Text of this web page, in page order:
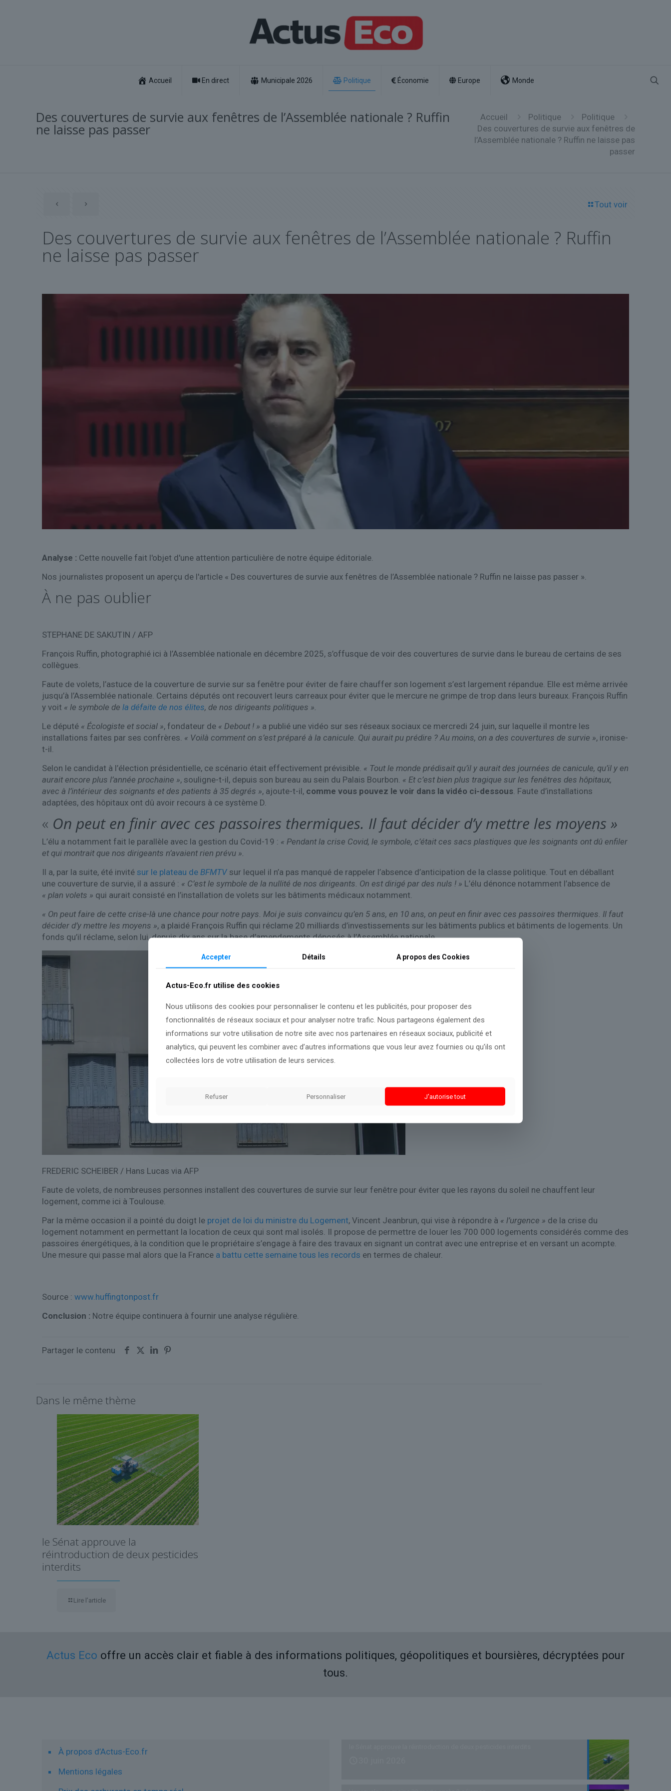
Accueil En direct Municipale 2026 Politique Économie Europe Monde
Des couvertures de survie aux fenêtres de l’Assemblée nationale ? Ruffin
ne laisse pas passer
Accueil Politique
Politique
Des couvertures de survie aux fenêtres de
l’Assemblée nationale ? Ruffin ne laisse pas
passer
Tout voir
Des couvertures de survie aux fenêtres de l’Assemblée nationale ? Ruffin
ne laisse pas passer
Analyse : Cette nouvelle fait l'objet d'une attention particulière de notre équipe éditoriale.
Nos journalistes proposent un aperçu de l'article « Des couvertures de survie aux fenêtres de l’Assemblée nationale ? Ruffin ne laisse pas passer ».
À ne pas oublier
STEPHANE DE SAKUTIN / AFP
François Ruffin, photographié ici à l’Assemblée nationale en décembre 2025, s’offusque de voir des couvertures de survie dans le bureau de certains de ses
collègues.
Faute de volets, l’astuce de la couverture de survie sur sa fenêtre pour éviter de faire chauffer son logement s’est largement répandue. Elle est même arrivée
jusqu’à l’Assemblée nationale. Certains députés ont recouvert leurs carreaux pour éviter que le mercure ne grimpe de trop dans leurs bureaux. François Ruffin
y voit « le symbole de la défaite de nos élites, de nos dirigeants politiques ».
Le député « Écologiste et social », fondateur de « Debout ! » a publié une vidéo sur ses réseaux sociaux ce mercredi 24 juin, sur laquelle il montre les
installations faites par ses confrères. « Voilà comment on s’est préparé à la canicule. Qui aurait pu prédire ? Au moins, on a des couvertures de survie », ironise-
t-il.
Selon le candidat à l’élection présidentielle, ce scénario était effectivement prévisible. « Tout le monde prédisait qu’il y aurait des journées de canicule, qu’il y en
aurait encore plus l’année prochaine », souligne-t-il, depuis son bureau au sein du Palais Bourbon. « Et c’est bien plus tragique sur les fenêtres des hôpitaux,
avec à l’intérieur des soignants et des patients à 35 degrés », ajoute-t-il, comme vous pouvez le voir dans la vidéo ci-dessous . Faute d’installations
adaptées, des hôpitaux ont dû avoir recours à ce système D.
« On peut en finir avec ces passoires thermiques. Il faut décider d’y mettre les moyens »
L’élu a notamment fait le parallèle avec la gestion du Covid-19 : « Pendant la crise Covid, le symbole, c’était ces sacs plastiques que les soignants ont dû enfiler
et qui montrait que nos dirigeants n’avaient rien prévu ».
Il a, par la suite, été invité sur le plateau de BFMTV sur lequel il n’a pas manqué de rappeler l’absence d’anticipation de la classe politique. Tout en déballant
une couverture de survie, il a assuré : « C’est le symbole de la nullité de nos dirigeants. On est dirigé par des nuls ! » L’élu dénonce notamment l’absence de
« plan volets » qui aurait consisté en l’installation de volets sur les bâtiments médicaux notamment.
« On peut faire de cette crise-là une chance pour notre pays. Moi je suis convaincu qu’en 5 ans, en 10 ans, on peut en finir avec ces passoires thermiques. Il faut
décider d’y mettre les moyens », a plaidé François Ruffin qui réclame 20 milliards d’investissements sur les bâtiments publics et bâtiments de logements. Un
fonds qu’il réclame, selon lui, depuis dix ans sur la base d’amendements déposés à l’Assemblée nationale.
FREDERIC SCHEIBER / Hans Lucas via AFP
Faute de volets, de nombreuses personnes installent des couvertures de survie sur leur fenêtre pour éviter que les rayons du soleil ne chauffent leur
logement, comme ici à Toulouse.
Par la même occasion il a pointé du doigt le projet de loi du ministre du Logement, Vincent Jeanbrun, qui vise à répondre à « l’urgence » de la crise du
logement notamment en permettant la location de ceux qui sont mal isolés. Il propose de permettre de louer les 700 000 logements considérés comme des
passoires énergétiques, à la condition que le propriétaire s’engage à faire des travaux en signant un contrat avec une entreprise et en versant un acompte.
Une mesure qui passe mal alors que la France a battu cette semaine tous les records en termes de chaleur.
Source : www.huffingtonpost.fr
Conclusion : Notre équipe continuera à fournir une analyse régulière.
Partager le contenu
Dans le même thème
le Sénat approuve la
réintroduction de deux pesticides
interdits
Lire l’article
Actus Eco offre un accès clair et fiable à des informations politiques, géopolitiques et boursières, décryptées pour
tous.
À propos d’Actus-Eco.fr
Mentions légales
Accepter Détails A propos des Cookies
Actus-Eco.fr utilise des cookies
Nous utilisons des cookies pour personnaliser le contenu et les publicités, pour proposer des
fonctionnalités de réseaux sociaux et pour analyser notre trafic. Nous partageons également des
informations sur votre utilisation de notre site avec nos partenaires en réseaux sociaux, publicité et
analytics, qui peuvent les combiner avec d’autres informations que vous leur avez fournies ou qu’ils ont
collectées lors de votre utilisation de leurs services.
Refuser Personnaliser J'autorise tout